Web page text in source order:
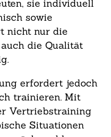
sie individuell
sowie
nicht nur die
die Qualität
erfordert jedoch
trainieren. Mit
Vertriebstraining
Situationen